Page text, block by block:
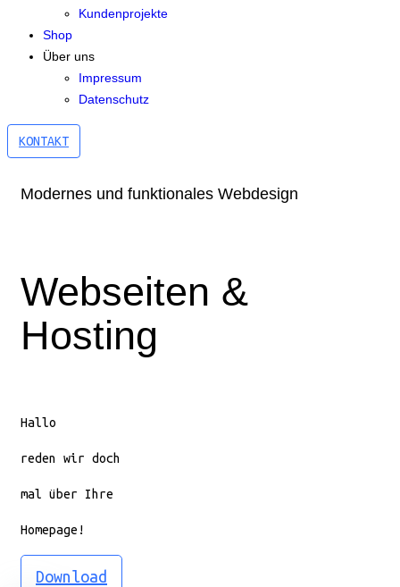
Kundenprojekte
Shop
Über uns
Impressum
Datenschutz
KONTAKT
Modernes und funktionales Webdesign
Webseiten &
Hosting
Hallo
reden wir doch
mal über Ihre
Homepage!
Download